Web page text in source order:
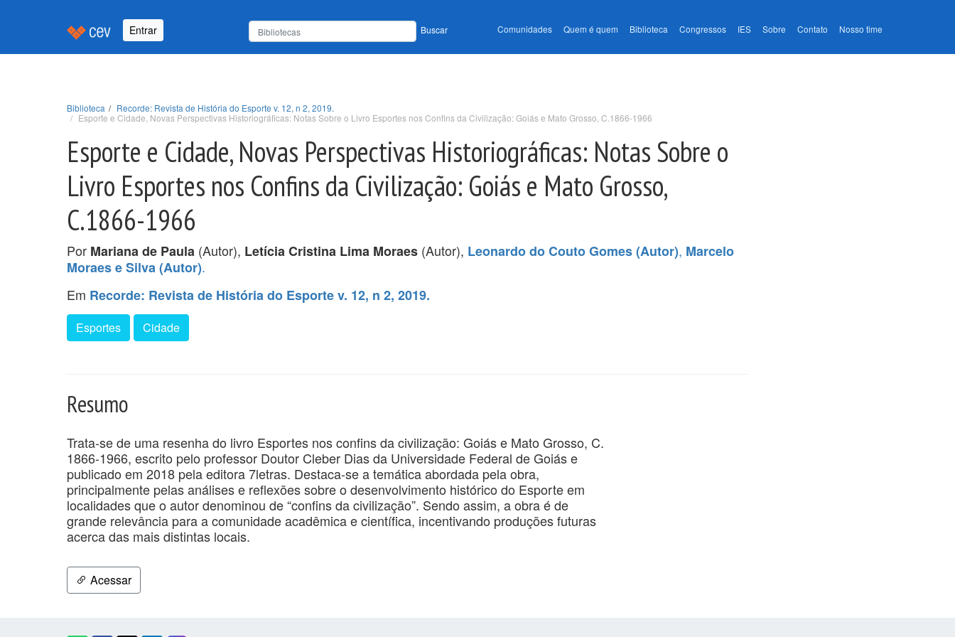
Entrar Buscar Comunidades Quem é quem Biblioteca Congressos IES Sobre Contato Nosso time
Biblioteca
Recorde: Revista de História do Esporte v. 12, n 2, 2019.
Esporte e Cidade, Novas Perspectivas Historiográficas: Notas Sobre o Livro Esportes nos Confins da Civilização: Goiás e Mato Grosso, C.1866-1966
Esporte e Cidade, Novas Perspectivas Historiográficas: Notas Sobre o
Livro Esportes nos Confins da Civilização: Goiás e Mato Grosso,
C.1866-1966
Por Mariana de Paula (Autor), Letícia Cristina Lima Moraes (Autor), Leonardo do Couto Gomes (Autor), Marcelo
Moraes e Silva (Autor).
Em Recorde: Revista de História do Esporte v. 12, n 2, 2019.
Esportes Cidade
Resumo
Trata-se de uma resenha do livro Esportes nos confins da civilização: Goiás e Mato Grosso, C.
1866-1966, escrito pelo professor Doutor Cleber Dias da Universidade Federal de Goiás e
publicado em 2018 pela editora 7letras. Destaca-se a temática abordada pela obra,
principalmente pelas análises e reflexões sobre o desenvolvimento histórico do Esporte em
localidades que o autor denominou de “confins da civilização”. Sendo assim, a obra é de
grande relevância para a comunidade acadêmica e científica, incentivando produções futuras
acerca das mais distintas locais.
Acessar